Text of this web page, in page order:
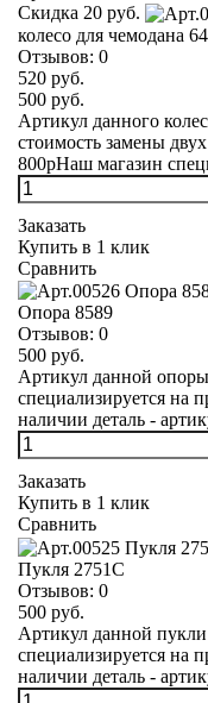
Скидка 20 руб.
колесо для чемодана
Отзывов: 0
520 руб.
500 руб.
Артикул данного
стоимость замены
800рНаш магазин
Заказать
Купить в 1 клик
Сравнить
Опора 8589
Отзывов: 0
500 руб.
Артикул данной
специализируется на
наличии деталь -
Заказать
Купить в 1 клик
Сравнить
Пукля 2751С
Отзывов: 0
500 руб.
Артикул данной
специализируется на
наличии деталь -